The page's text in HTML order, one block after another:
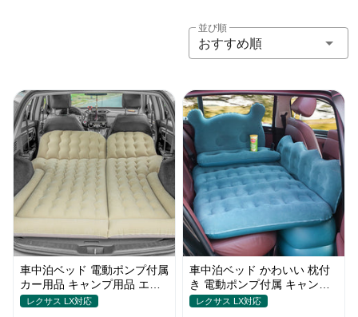
並び順
おすすめ順
車中泊ベッド 電動ポンプ付属
カー用品 キャンプ用品 エア
ーベッド SUV車 普通車適用
レクサス LX対応
車中泊ベッド かわいい 枕付
き 電動ポンプ付属 キャンプ
用品 エアーベッド 普通車
レクサス LX対応